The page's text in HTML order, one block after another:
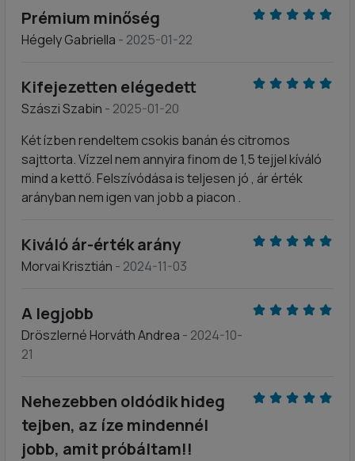
Prémium minőség
Hégely Gabriella - 2025-01-22
Kifejezetten elégedett
Szászi Szabin - 2025-01-20
Két ízben rendeltem csokis banán és citromos
sajttorta. Vízzel nem annyira finom de 1,5 tejjel kíváló
mind a kettő. Felszívódása is teljesen jó , ár érték
arányban nem igen van jobb a piacon .
Kiváló ár-érték arány
Morvai Krisztián - 2024-11-03
A legjobb
Dröszlerné Horváth Andrea - 2024-10-
21
Nehezebben oldódik hideg
tejben, az íze mindennél
jobb, amit próbáltam!!